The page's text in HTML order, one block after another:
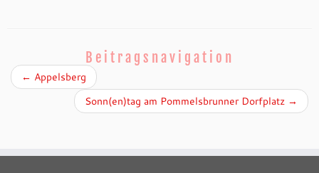
Beitragsnavigation
← Appelsberg
Sonn(en)tag am Pommelsbrunner Dorfplatz →